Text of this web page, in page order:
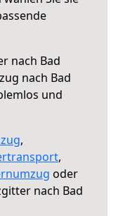
nach Bad
nach Bad
und
,
,
oder
nach Bad